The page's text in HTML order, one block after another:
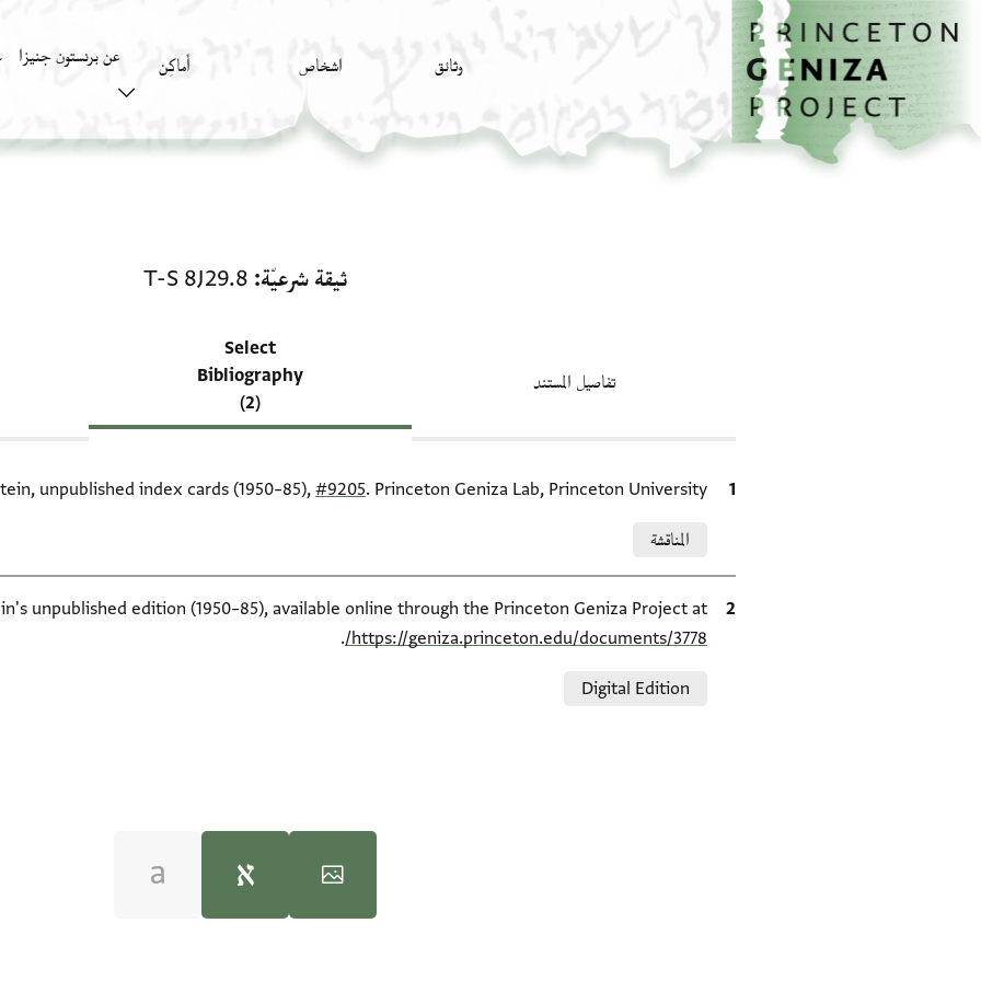
تخطي إلى المحتوى الرئيسي
الصفحة الرئيسية
وثائق اشخاص أَماكِن عن برنستون جنيزا
ثيقة شرعيّة T-S 8J29.8
تفاصيل المستند
Select
Bibliography
(2)
الاقتباس المرجعي unpublished index cards (1950–85), #9205. Princeton Geniza Lab, Princeton University.
المناقشة
الاقتباس المرجعي
unpublished edition (1950–85), available online through the Princeton Geniza Project at
https://geniza.princeton.edu/documents/3778/
.
Digital Edition